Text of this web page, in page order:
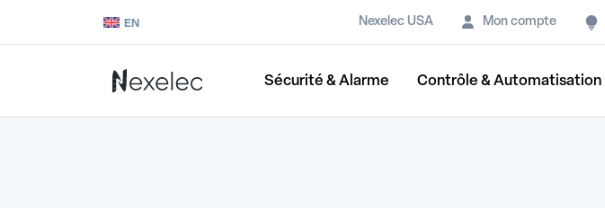
EN Nexelec USA Mon compte
Sécurité & Alarme Contrôle & Automatisation